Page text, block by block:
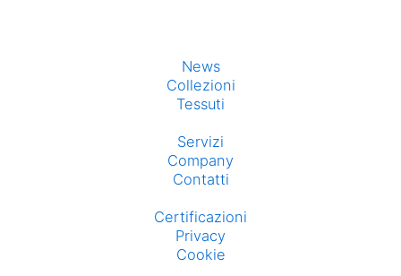
News
Collezioni
Tessuti
Servizi
Company
Contatti
Certificazioni
Privacy
Cookie